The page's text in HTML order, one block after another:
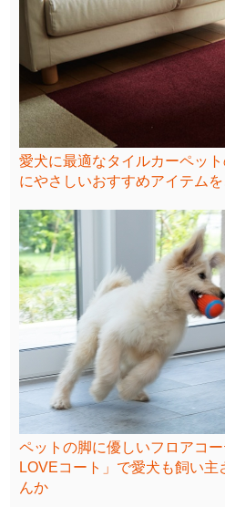
愛犬に最適なタイルカーペッ
にやさしいおすすめアイテム
ペットの脚に優しいフロアコ
LOVEコート」で愛犬も飼い
んか